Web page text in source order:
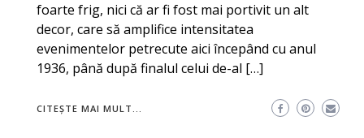
foarte frig, nici că ar fi fost mai portivit un alt
decor, care să amplifice intensitatea
evenimentelor petrecute aici începând cu anul
1936, până după finalul celui de-al […]
CITEȘTE MAI MULT...